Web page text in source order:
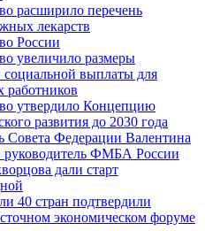
расширило перечень
лекарств
России
увеличило размеры
социальной выплаты для
работников
утвердило Концепцию
развития до 2030 года
Совета Федерации Валентина
руководитель ФМБА России
дали старт
40 стран подтвердили
экономическом форуме